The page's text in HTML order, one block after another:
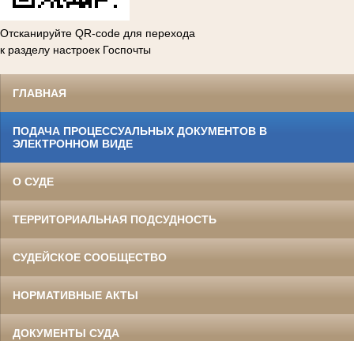
Отсканируйте QR-code для перехода
к разделу настроек Госпочты
ГЛАВНАЯ
ПОДАЧА ПРОЦЕССУАЛЬНЫХ ДОКУМЕНТОВ В
ЭЛЕКТРОННОМ ВИДЕ
О СУДЕ
ТЕРРИТОРИАЛЬНАЯ ПОДСУДНОСТЬ
СУДЕЙСКОЕ СООБЩЕСТВО
НОРМАТИВНЫЕ АКТЫ
ДОКУМЕНТЫ СУДА